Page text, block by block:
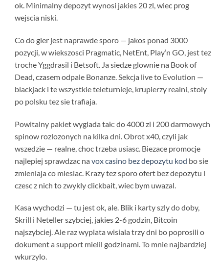
ok. Minimalny depozyt wynosi jakies 20 zl, wiec prog
wejscia niski.
Co do gier jest naprawde sporo — jakos ponad 3000
pozycji, w wiekszosci Pragmatic, NetEnt, Play’n GO, jest tez
troche Yggdrasil i Betsoft. Ja siedze glownie na Book of
Dead, czasem odpale Bonanze. Sekcja live to Evolution —
blackjack i te wszystkie teleturnieje, krupierzy realni, stoly
po polsku tez sie trafiaja.
Powitalny pakiet wyglada tak: do 4000 zl i 200 darmowych
spinow rozlozonych na kilka dni. Obrot x40, czyli jak
wszedzie — realne, choc trzeba usiasc. Biezace promocje
najlepiej sprawdzac na vox casino bez depozytu kod bo sie
zmieniaja co miesiac. Krazy tez sporo ofert bez depozytu i
czesc z nich to zwykly clickbait, wiec bym uwazal.
Kasa wychodzi — tu jest ok, ale. Blik i karty szly do doby,
Skrill i Neteller szybciej, jakies 2-6 godzin, Bitcoin
najszybciej. Ale raz wyplata wisiala trzy dni bo poprosili o
dokument a support mielil godzinami. To mnie najbardziej
wkurzylo.